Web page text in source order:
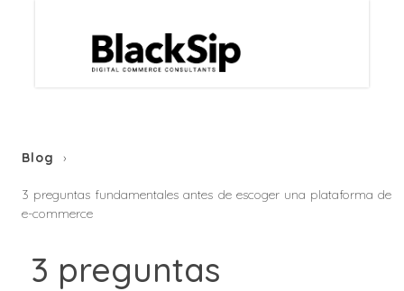
Blog
3 preguntas fundamentales antes de escoger una plataforma de
e-commerce
3 preguntas